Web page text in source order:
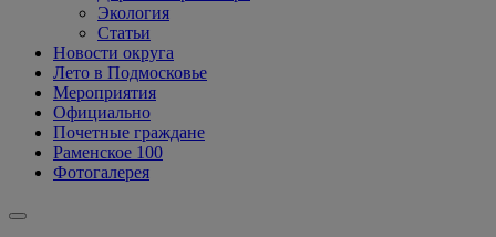
Экология
Статьи
Новости округа
Лето в Подмосковье
Мероприятия
Официально
Почетные граждане
Раменское 100
Фотогалерея